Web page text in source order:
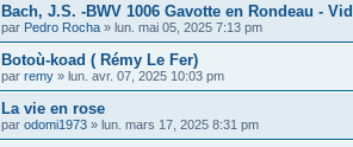
Bach, J.S. -BWV 1006 Gavotte en Rondeau -
par Pedro Rocha » lun. mai 05, 2025 7:13 pm
Botoù-koad ( Rémy Le Fer)
par remy » lun. avr. 07, 2025 10:03 pm
La vie en rose
par odomi1973 » lun. mars 17, 2025 8:31 pm